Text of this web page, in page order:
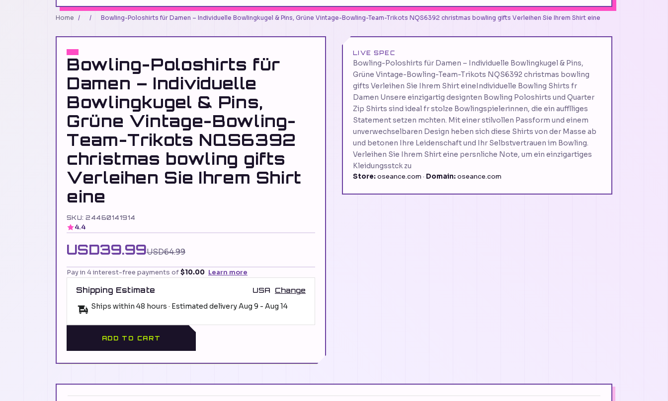
Home / / Bowling-Poloshirts für Damen – Individuelle Bowlingkugel & Pins, Grüne Vintage-Bowling-Team-Trikots NQS6392 christmas bowling gifts Verleihen Sie Ihrem Shirt eine
Bowling-Poloshirts für
Damen – Individuelle
Bowlingkugel & Pins,
Grüne Vintage-Bowling-
Team-Trikots NQS6392
christmas bowling gifts
Verleihen Sie Ihrem Shirt
eine
SKU: 24460141914
4.4
USD39.99USD64.99
Pay in 4 interest-free payments of$10.00 Learn more
Shipping Estimate USA Change
Ships within 48 hours · Estimated deliveryAug 9 - Aug 14
ADD TO CART
LIVE SPEC
Bowling-Poloshirts für Damen – Individuelle Bowlingkugel & Pins,
Grüne Vintage-Bowling-Team-Trikots NQS6392 christmas bowling
gifts Verleihen Sie Ihrem Shirt eineIndividuelle Bowling Shirts fr
Damen Unsere einzigartig designten Bowling Poloshirts und Quarter
Zip Shirts sind ideal fr stolze Bowlingspielerinnen, die ein aufflliges
Statement setzen mchten. Mit einer stilvollen Passform und einem
unverwechselbaren Design heben sich diese Shirts von der Masse ab
und betonen Ihre Leidenschaft und Ihr Selbstvertrauen im Bowling.
Verleihen Sie Ihrem Shirt eine persnliche Note, um ein einzigartiges
Kleidungsstck zu
Store: oseance.com · Domain: oseance.com